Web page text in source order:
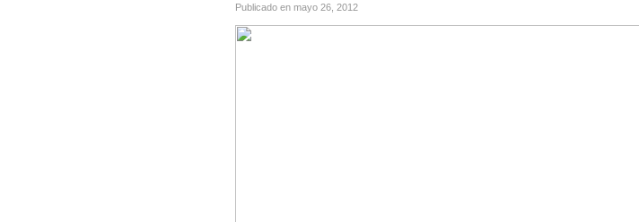
Publicado en mayo 26, 2012